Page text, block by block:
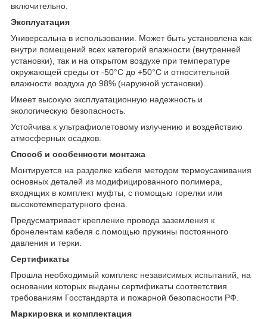
включительно.
Эксплуатация
Универсальна в использовании. Может быть установлена как
внутри помещений всех категорий влажности (внутренней
установки), так и на открытом воздухе при температуре
окружающей среды от -50°С до +50°С и относительной
влажности воздуха до 98% (наружной установки).
Имеет высокую эксплуатационную надежность и
экологическую безопасность.
Устойчива к ультрафиолетовому излучению и воздействию
атмосферных осадков.
Cпособ и особенности монтажа
Монтируется на разделке кабеля методом термоусаживания
основных деталей из модифицированного полимера,
входящих в комплект муфты, с помощью горелки или
высокотемпературного фена.
Предусматривает крепление провода заземления к
бронелентам кабеля с помощью пружины постоянного
давления и терки.
Сертификаты
Прошла необходимый комплекс независимых испытаний, на
основании которых выданы сертификаты соответствия
требованиям Госстандарта и пожарной безопасности РФ.
Маркировка и комплектация